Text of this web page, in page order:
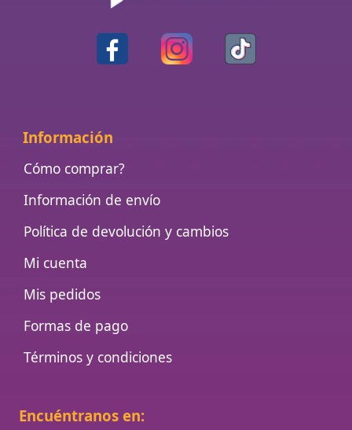
Información
Cómo comprar?
Información de envío
Política de devolución y cambios
Mi cuenta
Mis pedidos
Formas de pago
Términos y condiciones
Encuéntranos en: